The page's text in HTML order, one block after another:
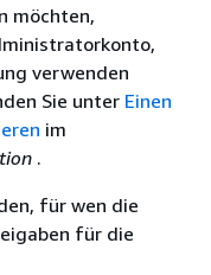
möchten,
verwenden
Sie unter Einen
im
.
für wen die
für die